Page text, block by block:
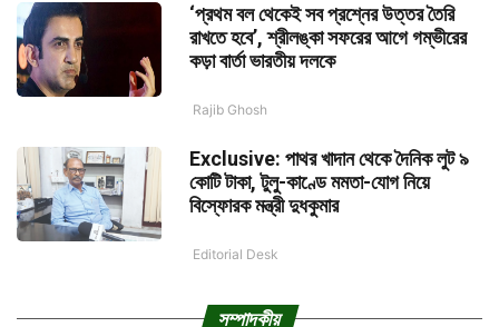
‘প্রথম বল থেকেই সব প্রশ্নের উত্তর তৈরি
রাখতে হবে’, শ্রীলঙ্কা সফরের আগে গম্ভীরের
কড়া বার্তা ভারতীয় দলকে
Rajib Ghosh
Exclusive: পাথর খাদান থেকে দৈনিক লুট ৯
কোটি টাকা, টুলু-কাণ্ডে মমতা-যোগ নিয়ে
বিস্ফোরক মন্ত্রী দুধকুমার
Editorial Desk
সম্পাদকীয়